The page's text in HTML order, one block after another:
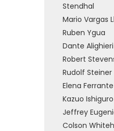
Stendhal
Mario Vargas
Ruben Ygua
Dante Alighieri
Robert
Rudolf Steiner
Elena Ferrante
Kazuo Ishiguro
Jeffrey
Colson